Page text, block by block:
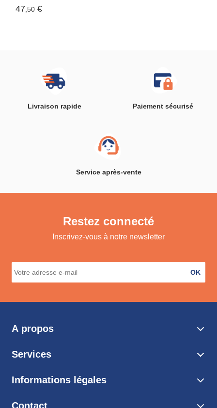
InnovaGoods
47,50 €
Livraison rapide Paiement sécurisé
Service après-vente
Restez connecté
Inscrivez-vous à notre newsletter
OK
A propos
Services
Informations légales
Contact